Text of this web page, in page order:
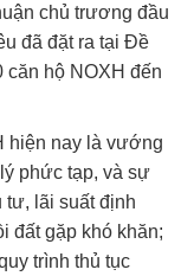
chủ trương đầu
đã đặt ra tại Đề
căn hộ NOXH đến
hiện nay là vướng
phức tạp, và sự
tư, lãi suất định
đất gặp khó khăn;
trình thủ tục